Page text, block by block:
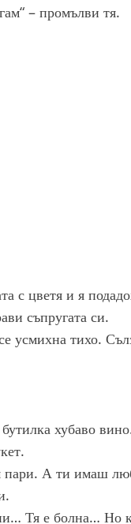
– промълви тя.
с цветя и я
съпругата си.
усмихна тихо.
хубаво
пари. А ти имаш
Тя е болна… Но